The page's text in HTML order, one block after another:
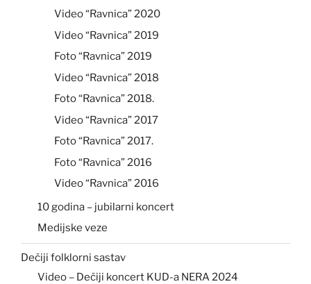
Video “Ravnica” 2020
Video “Ravnica” 2019
Foto “Ravnica” 2019
Video “Ravnica” 2018
Foto “Ravnica” 2018.
Video “Ravnica” 2017
Foto “Ravnica” 2017.
Foto “Ravnica” 2016
Video “Ravnica” 2016
10 godina – jubilarni koncert
Medijske veze
Dečiji folklorni sastav
Video – Dečiji koncert KUD-a NERA 2024